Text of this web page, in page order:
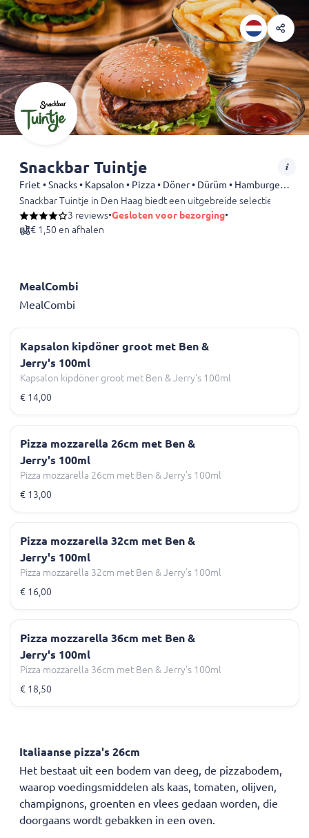
Snackbar Tuintje
Friet • Snacks • Kapsalon • Pizza • Döner • Dürüm • Hamburgers • Shoarma
Snackbar Tuintje in Den Haag biedt een uitgebreide selectie aan
3 reviews•Gesloten voor bezorging•
€ 1,50 en afhalen
MealCombi
MealCombi
Kapsalon kipdöner groot met Ben &
Jerry's 100ml
Kapsalon kipdöner groot met Ben & Jerry's 100ml
€ 14,00
Pizza mozzarella 26cm met Ben &
Jerry's 100ml
Pizza mozzarella 26cm met Ben & Jerry's 100ml
€ 13,00
Pizza mozzarella 32cm met Ben &
Jerry's 100ml
Pizza mozzarella 32cm met Ben & Jerry's 100ml
€ 16,00
Pizza mozzarella 36cm met Ben &
Jerry's 100ml
Pizza mozzarella 36cm met Ben & Jerry's 100ml
€ 18,50
Italiaanse pizza's 26cm
Het bestaat uit een bodem van deeg, de pizzabodem,
waarop voedingsmiddelen als kaas, tomaten, olijven,
champignons, groenten en vlees gedaan worden, die
doorgaans wordt gebakken in een oven.